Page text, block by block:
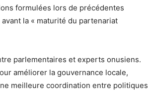
formulées lors de précédentes
la « maturité du partenariat
parlementaires et experts onusiens.
améliorer la gouvernance locale,
meilleure coordination entre politiques